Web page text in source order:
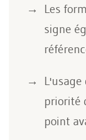
Les
signe
priorité
point